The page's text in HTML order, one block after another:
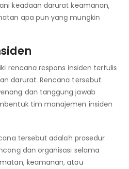
keadaan darurat keamanan,
apa pun yang mungkin
rencana respons insiden tertulis
darurat. Rencana tersebut
dan tanggung jawab
tim manajemen insiden
tersebut adalah prosedur
dan organisasi selama
keamanan, atau